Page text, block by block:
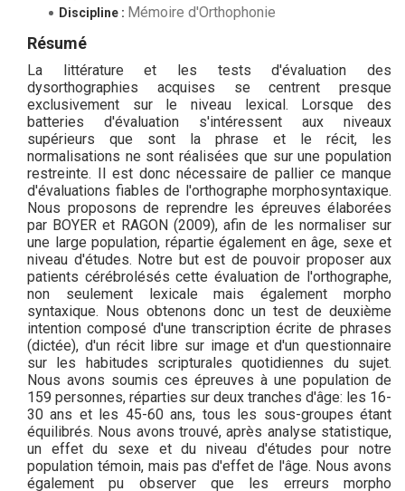
Discipline : Mémoire d'Orthophonie
Résumé
La littérature et les tests d'évaluation des
dysorthographies acquises se centrent presque
exclusivement sur le niveau lexical. Lorsque des
batteries d'évaluation s'intéressent aux niveaux
supérieurs que sont la phrase et le récit, les
normalisations ne sont réalisées que sur une population
restreinte. Il est donc nécessaire de pallier ce manque
d'évaluations fiables de l'orthographe morphosyntaxique.
Nous proposons de reprendre les épreuves élaborées
par BOYER et RAGON (2009), afin de les normaliser sur
une large population, répartie également en âge, sexe et
niveau d'études. Notre but est de pouvoir proposer aux
patients cérébrolésés cette évaluation de l'orthographe,
non seulement lexicale mais également morpho
syntaxique. Nous obtenons donc un test de deuxième
intention composé d'une transcription écrite de phrases
(dictée), d'un récit libre sur image et d'un questionnaire
sur les habitudes scripturales quotidiennes du sujet.
Nous avons soumis ces épreuves à une population de
159 personnes, réparties sur deux tranches d'âge: les 16-
30 ans et les 45-60 ans, tous les sous-groupes étant
équilibrés. Nous avons trouvé, après analyse statistique,
un effet du sexe et du niveau d'études pour notre
population témoin, mais pas d'effet de l'âge. Nous avons
également pu observer que les erreurs morpho